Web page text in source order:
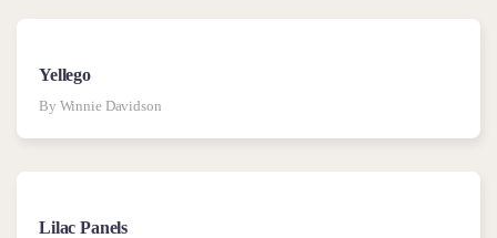
Yellego
By Winnie Davidson
Lilac Panels